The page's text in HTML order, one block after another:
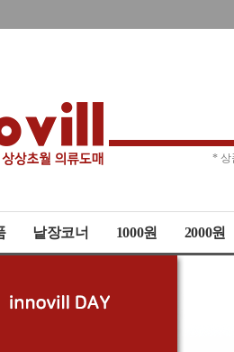
*
낱장코너 1000원 2000원